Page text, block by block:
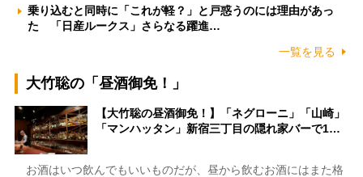
乗り込むと同時に「これが軽？」と戸惑うのには理由があっ
た 「日産ルークス」さらなる躍進…
一覧を見る
大竹聡の「昼酒御免！」
【大竹聡の昼酒御免！】「ネグローニ」「山崎」
「マンハッタン」新宿三丁目の隠れ家バーで1…
お酒はいつ飲んでもいいものだが、昼から飲むお酒にはまた格